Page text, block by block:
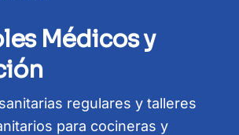
Médicos y
regulares y talleres
para cocineras y